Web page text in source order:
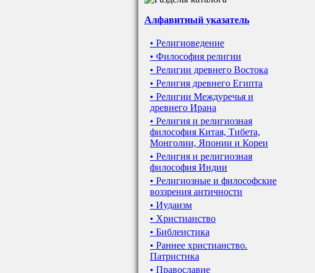
Алфавитный указатель
• Религиоведение
• Философия религии
• Религии древнего Востока
• Религия древнего Египта
• Религии Междуречья и
древнего Ирана
• Религия и религиозная
философия Китая, Тибета,
Монголии, Японии и Кореи
• Религия и религиозная
философия Индии
• Религиозные и философские
воззрения античности
• Иудаизм
• Христианство
• Библеистика
• Раннее христианство.
Патристика
• Православие